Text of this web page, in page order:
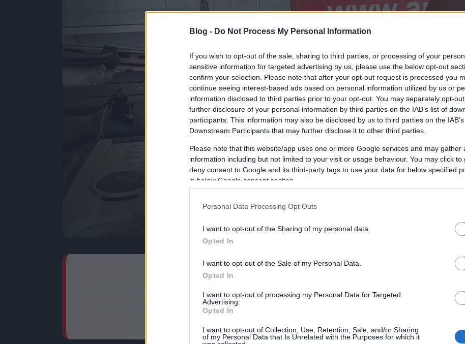
Blog - Do Not Process My Personal Information
If you wish to opt-out of the sale, sharing to third parties, or processing of your
sensitive information for targeted advertising by us, please use the below opt-out
confirm your selection. Please note that after your opt-out request is processed you
continue seeing interest-based ads based on personal information utilized by us or
information disclosed to third parties prior to your opt-out. You may separately opt-
further disclosure of your personal information by third parties on the IAB’s list of
participants. This information may also be disclosed by us to third parties on the
Downstream Participants that may further disclose it to other third parties.
Please note that this website/app uses one or more Google services and may gather
information including but not limited to your visit or usage behaviour. You may click to
deny consent to Google and its third-party tags to use your data for below specified
in below Google consent section.
Personal Data Processing Opt Outs
I want to opt-out of the Sharing of my personal data.
Opted In
I want to opt-out of the Sale of my Personal Data.
Opted In
I want to opt-out of processing my Personal Data for Targeted
Advertising.
Opted In
I want to opt-out of Collection, Use, Retention, Sale, and/or Sharing
of my Personal Data that Is Unrelated with the Purposes for which it
Az autó motorvezérlő számítógépének (ECU) átprogramozása OBD-csatlakozón keresztül. Nem
gyári szoftver finomhangolása 6-8 paraméteren (üzemanyag, turbónyomás, előgyújtás,